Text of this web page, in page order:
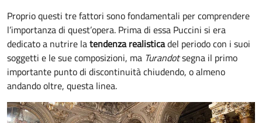
Proprio questi tre fattori sono fondamentali per comprendere
l’importanza di quest’opera. Prima di essa Puccini si era
dedicato a nutrire latendenza realisticadel periodo con i suoi
soggetti e le sue composizioni, ma Turandotsegna il primo
importante punto di discontinuità chiudendo, o almeno
andando oltre, questa linea.